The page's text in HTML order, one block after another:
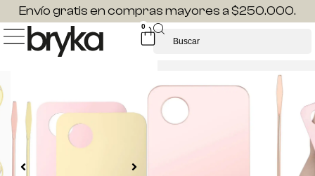
Envío gratis en compras mayores a $250.000.
0
MEZCLADORA
ACRÍLICA